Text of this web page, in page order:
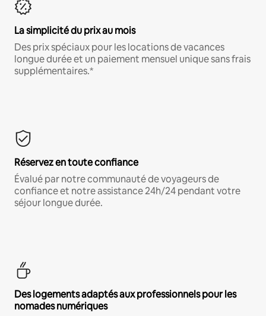
La simplicité du prix au mois
Des prix spéciaux pour les locations de vacances
longue durée et un paiement mensuel unique sans frais
supplémentaires.*
Réservez en toute confiance
Évalué par notre communauté de voyageurs de
confiance et notre assistance 24h/24 pendant votre
séjour longue durée.
Des logements adaptés aux professionnels pour les
nomades numériques